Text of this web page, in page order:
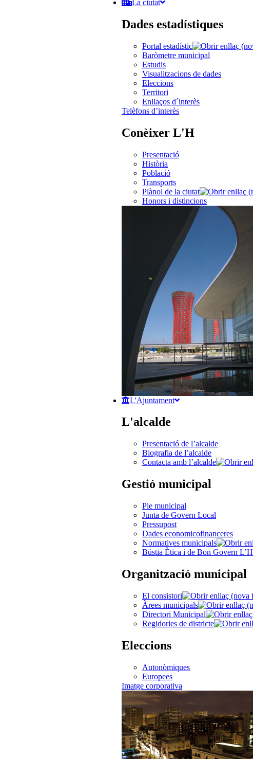
La ciutat
Dades estadístiques
Portal estadístic
Baròmetre municipal
Estudis
Visualitzacions de dades
Eleccions
Territori
Enllaços d´interès
Telèfons d’interès
Conèixer L'H
Presentació
Història
Població
Transports
Plànol de la ciutat
Honors i distincions
L'Ajuntament
L'alcalde
Presentació de l’alcalde
Biografia de l’alcalde
Contacta amb l’alcalde
Gestió municipal
Ple municipal
Junta de Govern Local
Pressupost
Dades economicofinanceres
Normatives municipals
Bústia Ètica i de Bon Govern L’H
Organització municipal
El consistori
Àrees municipals
Directori Municipal
Regidories de districte
Eleccions
Autonòmiques
Europees
Imatge corporativa